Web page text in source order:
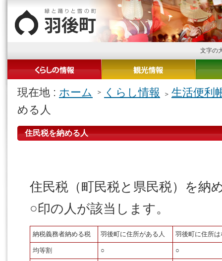
文字の
現在地 : ホーム くらし情報
生活便利
める人
住民税を納める人
住民税（町民税と県民税）を納
○印の人が該当します。
納税義務者納める税 羽後町に住所がある人 羽後町に住所
均等割 ○ ○